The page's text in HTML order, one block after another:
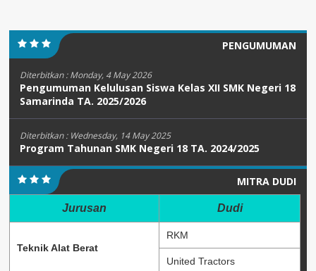
PENGUMUMAN
Diterbitkan :Monday, 4 May 2026
Pengumuman Kelulusan Siswa Kelas XII SMK Negeri 18
Samarinda TA. 2025/2026
Diterbitkan : Wednesday, 14 May 2025
Program Tahunan SMK Negeri 18 TA. 2024/2025
MITRA DUDI
Jurusan Dudi
Teknik Alat Berat
RKM
United Tractors